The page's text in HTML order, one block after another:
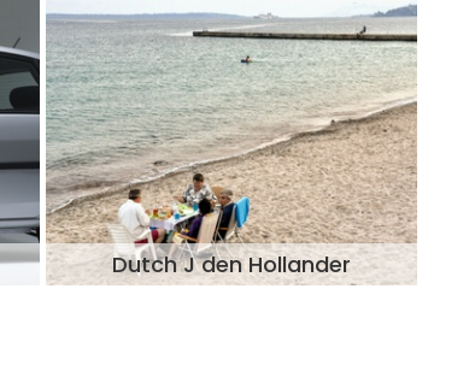
Dutch J den Hollander